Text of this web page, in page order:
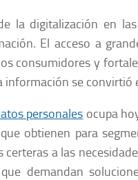
la digitalización en
El acceso a
consumidores y
información se convirtió
personales ocupa
obtienen para
certeras a las
demandan